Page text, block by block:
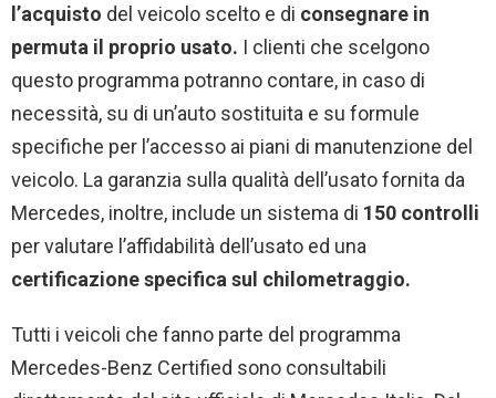
l’acquisto del veicolo scelto e di consegnare in
permuta il proprio usato. I clienti che scelgono
questo programma potranno contare, in caso di
necessità, su di un’auto sostituita e su formule
specifiche per l’accesso ai piani di manutenzione del
veicolo. La garanzia sulla qualità dell’usato fornita da
Mercedes, inoltre, include un sistema di 150 controlli
per valutare l’affidabilità dell’usato ed una
certificazione specifica sul chilometraggio.
Tutti i veicoli che fanno parte del programma
Mercedes-Benz Certified sono consultabili